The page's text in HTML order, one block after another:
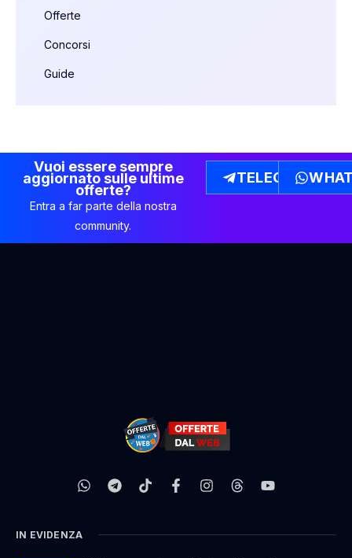
Offerte
Concorsi
Guide
Vuoi essere sempre
aggiornato sulle ultime
offerte?
Entra a far parte della nostra
community.
TELEGRAM
IN EVIDENZA